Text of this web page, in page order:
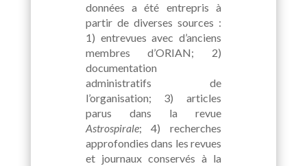
données a été entrepris à
partir de diverses sources :
1) entrevues avec d’anciens
membres d’ORIAN; 2)
documentation
administratifs de
l’organisation; 3) articles
parus dans la revue
Astrospirale; 4) recherches
approfondies dans les revues
et journaux conservés à la